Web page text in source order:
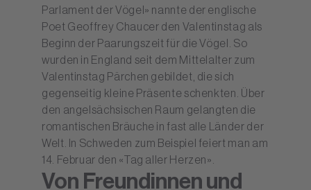
Parlament der Vögel» nannte der englische
Poet Geoffrey Chaucer den Valentinstag als
Beginn der Paarungszeit für die Vögel. So
wurden in England seit dem Mittelalter zum
Valentinstag Pärchen gebildet, die sich
gegenseitig kleine Präsente schenkten. Über
den angelsächsischen Raum gelangten die
romantischen Bräuche in fast alle Länder der
Welt. In Schweden zum Beispiel feiert man am
14. Februar den «Tag aller Herzen».
Von Freundinnen und